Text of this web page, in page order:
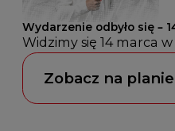
Wydarzenie odbyło się –
Widzimy się 14 marca
Zobacz na planie